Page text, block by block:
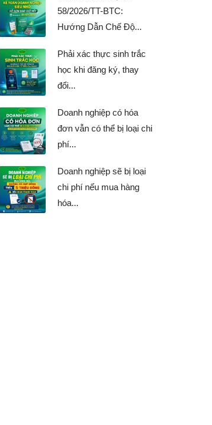
58/2026/TT-BTC:
Hướng Dẫn Chế Độ...
Phải xác thực sinh trắc
học khi đăng ký, thay
đổi...
Doanh nghiệp có hóa
đơn vẫn có thể bị loại chi
phí...
Doanh nghiệp sẽ bị loại
chi phí nếu mua hàng
hóa...